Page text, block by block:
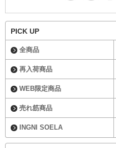
PICK UP
全商品
再入荷商品
WEB限定商品
売れ筋商品
INGNI SOELA